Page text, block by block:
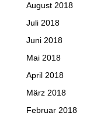
August 2018
Juli 2018
Juni 2018
Mai 2018
April 2018
März 2018
Februar 2018